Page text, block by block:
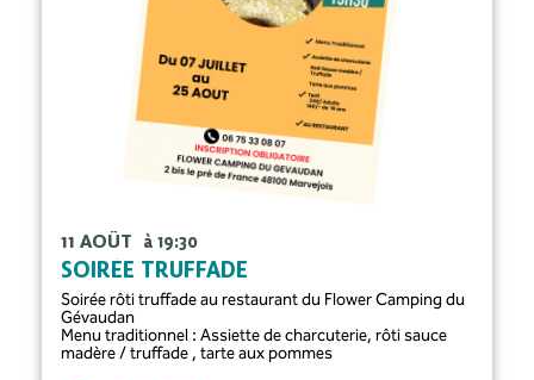
11 AOÛT à 19:30
SOIRÉE TRUFFADE
Soirée rôti truffade au restaurant du Flower Camping du
Gévaudan
Menu traditionnel : Assiette de charcuterie, rôti sauce
madère / truffade , tarte aux pommes